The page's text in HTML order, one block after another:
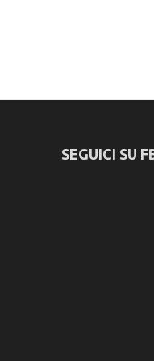
SEGUICI SU